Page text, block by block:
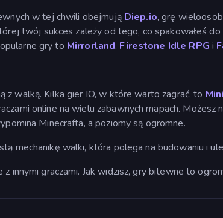
w tej chwili obejmują Diep.io, grę
twój sukces zależy od tego, co spakowałeś do
gry to Mirrorland, Firestone Idle RPG i
z walką. Kilka gier IO, w które warto zagrać, to
online na wielu zabawnych mapach.
Minecrafta, a poziomy są ogromne.
mechanikę walki, która polega na budowaniu i
innymi graczami. Jak widzisz, gry bitewne to